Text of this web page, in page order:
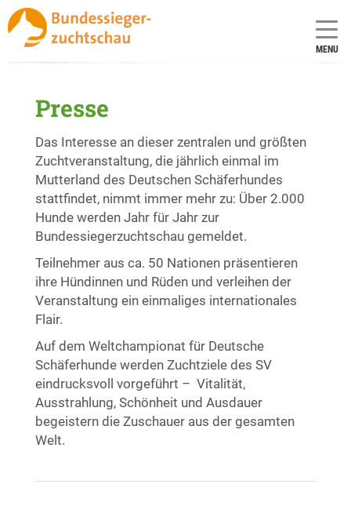
MENU
Presse
Das Interesse an dieser zentralen und größten
Zuchtveranstaltung, die jährlich einmal im
Mutterland des Deutschen Schäferhundes
stattfindet, nimmt immer mehr zu: Über 2.000
Hunde werden Jahr für Jahr zur
Bundessiegerzuchtschau gemeldet.
Teilnehmer aus ca. 50 Nationen präsentieren
ihre Hündinnen und Rüden und verleihen der
Veranstaltung ein einmaliges internationales
Flair.
Auf dem Weltchampionat für Deutsche
Schäferhunde werden Zuchtziele des SV
eindrucksvoll vorgeführt – Vitalität,
Ausstrahlung, Schönheit und Ausdauer
begeistern die Zuschauer aus der gesamten
Welt.